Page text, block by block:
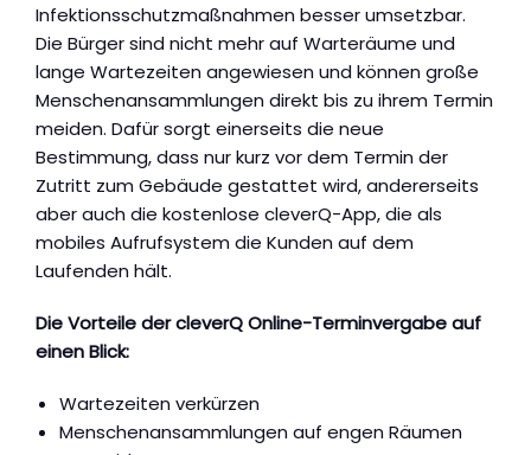
Infektionsschutzmaßnahmen besser umsetzbar.
Die Bürger sind nicht mehr auf Warteräume und
lange Wartezeiten angewiesen und können große
Menschenansammlungen direkt bis zu ihrem Termin
meiden. Dafür sorgt einerseits die neue
Bestimmung, dass nur kurz vor dem Termin der
Zutritt zum Gebäude gestattet wird, andererseits
aber auch die kostenlose cleverQ-App, die als
mobiles Aufrufsystem die Kunden auf dem
Laufenden hält.
Die Vorteile der cleverQ Online-Terminvergabe auf
einen Blick:
Wartezeiten verkürzen
Menschenansammlungen auf engen Räumen